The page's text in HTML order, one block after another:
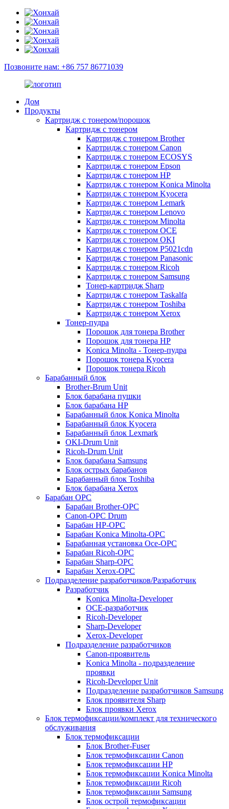
Позвоните нам: +86 757 86771039
Дом
Продукты
Картридж с тонером/порошок
Картридж с тонером
Картридж с тонером Brother
Картридж с тонером Canon
Картридж с тонером ECOSYS
Картридж с тонером Epson
Картридж с тонером HP
Картридж с тонером Konica Minolta
Картридж с тонером Kyocera
Картридж с тонером Lemark
Картридж с тонером Lenovo
Картридж с тонером Minolta
Картридж с тонером OCE
Картридж с тонером OKI
Картридж с тонером P5021cdn
Картридж с тонером Panasonic
Картридж с тонером Ricoh
Картридж с тонером Samsung
Тонер-картридж Sharp
Картридж с тонером Taskalfa
Картридж с тонером Toshiba
Картридж с тонером Xerox
Тонер-пудра
Порошок для тонера Brother
Порошок для тонера HP
Konica Minolta - Тонер-пудра
Порошок тонера Kyocera
Порошок тонера Ricoh
Барабанный блок
Brother-Brum Unit
Блок барабана пушки
Блок барабана HP
Барабанный блок Konica Minolta
Барабанный блок Kyocera
Барабанный блок Lexmark
OKI-Drum Unit
Ricoh-Drum Unit
Блок барабана Samsung
Блок острых барабанов
Барабанный блок Toshiba
Блок барабана Xerox
Барабан OPC
Барабан Brother-OPC
Canon-OPC Drum
Барабан HP-OPC
Барабан Konica Minolta-OPC
Барабанная установка Oce-OPC
Барабан Ricoh-OPC
Барабан Sharp-OPC
Барабан Xerox-OPC
Подразделение разработчиков/Разработчик
Разработчик
Konica Minolta-Developer
OCE-разработчик
Ricoh-Developer
Sharp-Developer
Xerox-Developer
Подразделение разработчиков
Canon-проявитель
Konica Minolta - подразделение
проявки
Ricoh-Developer Unit
Подразделение разработчиков Samsung
Блок проявителя Sharp
Блок проявки Xerox
Блок термофиксации/комплект для технического
обслуживания
Блок термофиксации
Блок Brother-Fuser
Блок термофиксации Canon
Блок термофиксации HP
Блок термофиксации Konica Minolta
Блок термофиксации Ricoh
Блок термофиксации Samsung
Блок острой термофиксации